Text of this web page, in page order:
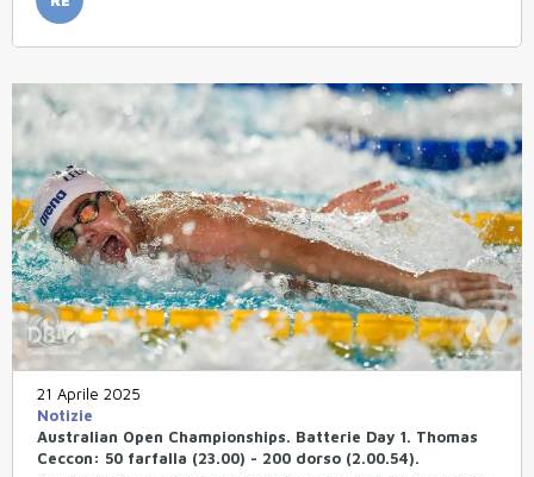
21 Aprile 2025
Notizie
Australian Open Championships. Batterie Day 1. Thomas
Ceccon: 50 farfalla (23.00) - 200 dorso (2.00.54).